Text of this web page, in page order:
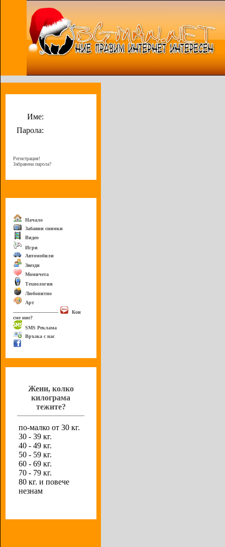
Име:
Парола:
Регистрация!
Забравена парола?
Начало
Забавни снимки
Видео
Игри
Автомобили
Звезди
Момичета
Технологии
Любопитно
Арт
------------------------------
Кои
сме ние?
SMS Реклама
Връзка с нас
Жени, колко
килограма
тежите?
по-малко от 30 кг.
30 - 39 кг.
40 - 49 кг.
50 - 59 кг.
60 - 69 кг.
70 - 79 кг.
80 кг. и повече
незнам